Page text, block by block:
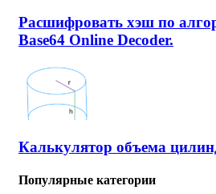
Расшифровать хэш по
Base64 Online Decoder.
Калькулятор объема
Популярные категории